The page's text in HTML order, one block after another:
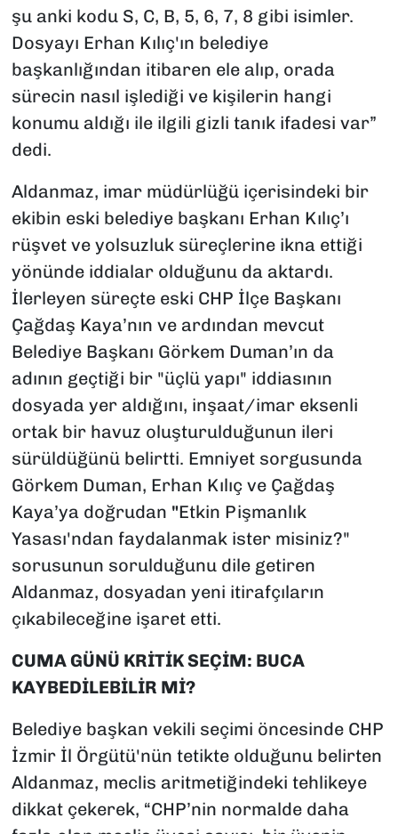
şu anki kodu S, C, B, 5, 6, 7, 8 gibi isimler.
Dosyayı Erhan Kılıç'ın belediye
başkanlığından itibaren ele alıp, orada
sürecin nasıl işlediği ve kişilerin hangi
konumu aldığı ile ilgili gizli tanık ifadesi var”
dedi.
Aldanmaz, imar müdürlüğü içerisindeki bir
ekibin eski belediye başkanı Erhan Kılıç’ı
rüşvet ve yolsuzluk süreçlerine ikna ettiği
yönünde iddialar olduğunu da aktardı.
İlerleyen süreçte eski CHP İlçe Başkanı
Çağdaş Kaya’nın ve ardından mevcut
Belediye Başkanı Görkem Duman’ın da
adının geçtiği bir "üçlü yapı" iddiasının
dosyada yer aldığını, inşaat/imar eksenli
ortak bir havuz oluşturulduğunun ileri
sürüldüğünü belirtti. Emniyet sorgusunda
Görkem Duman, Erhan Kılıç ve Çağdaş
Kaya’ya doğrudan "Etkin Pişmanlık
Yasası'ndan faydalanmak ister misiniz?"
sorusunun sorulduğunu dile getiren
Aldanmaz, dosyadan yeni itirafçıların
çıkabileceğine işaret etti.
CUMA GÜNÜ KRİTİK SEÇİM: BUCA
KAYBEDİLEBİLİR Mİ?
Belediye başkan vekili seçimi öncesinde CHP
İzmir İl Örgütü'nün tetikte olduğunu belirten
Aldanmaz, meclis aritmetiğindeki tehlikeye
dikkat çekerek, “CHP’nin normalde daha